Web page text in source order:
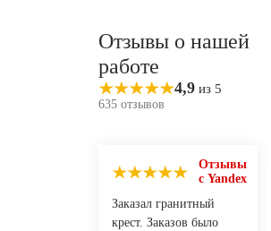
Отзывы о нашей
работе
4,9 из 5
635 отзывов
Отзывы
с Yandex
Заказал гранитный
крест. Заказов было